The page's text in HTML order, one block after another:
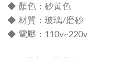
◆ 顏色：砂黃色
◆ 材質：玻璃/磨砂
◆ 電壓：110v~220v